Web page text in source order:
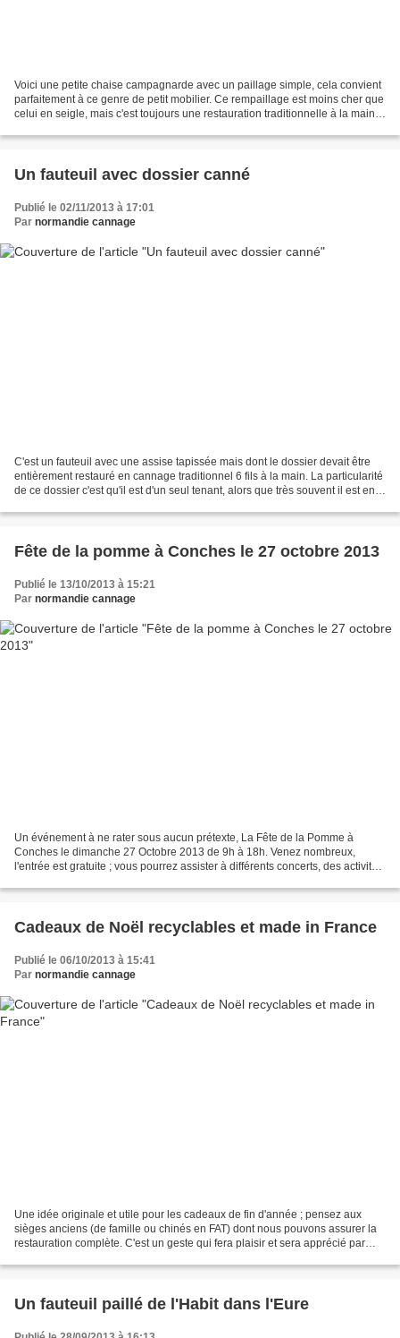
Voici une petite chaise campagnarde avec un paillage simple, cela convient
parfaitement à ce genre de petit mobilier. Ce rempaillage est moins cher que
celui en seigle, mais c'est toujours une restauration traditionnelle à la main
Un fauteuil avec dossier canné
Publié le 02/11/2013 à 17:01
Par normandie cannage
C'est un fauteuil avec une assise tapissée mais dont le dossier devait être
entièrement restauré en cannage traditionnel 6 fils à la main. La particularité
de ce dossier c'est qu'il est d'un seul tenant, alors que très souvent il est en 3
Fête de la pomme à Conches le 27 octobre 2013
Publié le 13/10/2013 à 15:21
Par normandie cannage
Un événement à ne rater sous aucun prétexte, La Fête de la Pomme à
Conches le dimanche 27 Octobre 2013 de 9h à 18h. Venez nombreux,
l'entrée est gratuite ; vous pourrez assister à différents concerts, des activités
Cadeaux de Noël recyclables et made in France
Publié le 06/10/2013 à 15:41
Par normandie cannage
Une idée originale et utile pour les cadeaux de fin d'année ; pensez aux
sièges anciens (de famille ou chinés en FAT) dont nous pouvons assurer la
restauration complète. C'est un geste qui fera plaisir et sera apprécié par
Un fauteuil paillé de l'Habit dans l'Eure